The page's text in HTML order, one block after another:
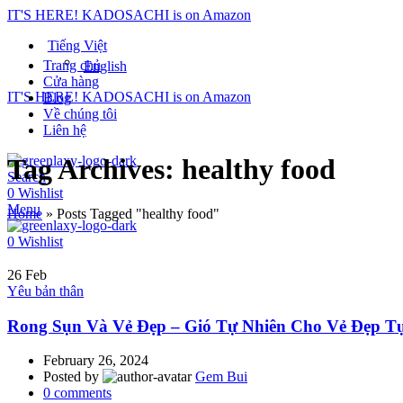
IT'S HERE! KADOSACHI is on Amazon
Tiếng Việt
English
IT'S HERE! KADOSACHI is on Amazon
Trang chủ
Cửa hàng
Blog
Về chúng tôi
Liên hệ
Search
0 Wishlist
Menu
0 Wishlist
Tag Archives: healthy food
Home » Posts Tagged "healthy food"
26 Feb
Yêu bản thân
Rong Sụn Và Vẻ Đẹp – Gió Tự Nhiên Cho Vẻ Đẹp
February 26, 2024
Posted by
Gem Bui
0 comments